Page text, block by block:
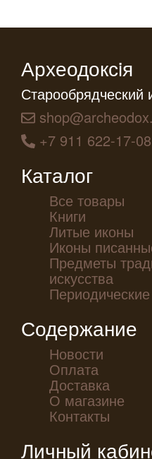
Археодоксiя
Старообрядческий
+7 911 622-17-08
Каталог
Все товары
Книги
Литые иконы
Иконы
Предметы
искусства
Содержание
Новости
Оплата
Доставка
О магазине
Контакты
Личный